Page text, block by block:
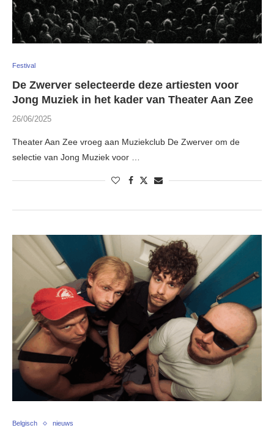
Festival
De Zwerver selecteerde deze artiesten voor
Jong Muziek in het kader van Theater Aan Zee
26/06/2025
Theater Aan Zee vroeg aan Muziekclub De Zwerver om de
selectie van Jong Muziek voor …
Belgisch nieuws